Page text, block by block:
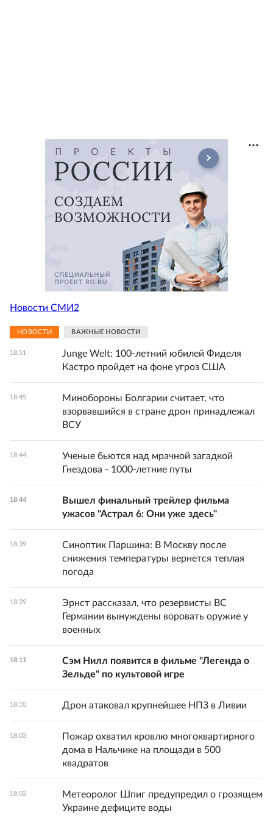
Новости СМИ2
НОВОСТИ ВАЖНЫЕ НОВОСТИ
18:51
Junge Welt: 100-летний юбилей Фиделя
Кастро пройдет на фоне угроз США
18:45
Минобороны Болгарии считает, что
взорвавшийся в стране дрон принадлежал
ВСУ
18:44
Ученые бьются над мрачной загадкой
Гнездова - 1000-летние путы
18:44
Вышел финальный трейлер фильма
ужасов "Астрал 6: Они уже здесь"
18:39
Синоптик Паршина: В Москву после
снижения температуры вернется теплая
погода
18:29
Эрнст рассказал, что резервисты ВС
Германии вынуждены воровать оружие у
военных
18:11
Сэм Нилл появится в фильме "Легенда о
Зельде" по культовой игре
18:10 Дрон атаковал крупнейшее НПЗ в Ливии
18:03
Пожар охватил кровлю многоквартирного
дома в Нальчике на площади в 500
квадратов
18:02
Метеоролог Шпиг предупредил о грозящем
Украине дефиците воды